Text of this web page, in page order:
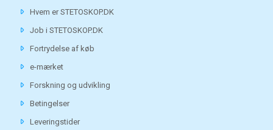
Hvem er STETOSKOP.DK
Job i STETOSKOP.DK
Fortrydelse af køb
e-mærket
Forskning og udvikling
Betingelser
Leveringstider